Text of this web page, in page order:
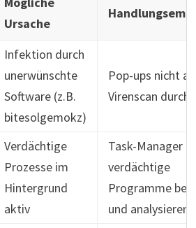
Ursache
Infektion durch
unerwünschte
Software (z.B.
bitesolgemokz)
Pop-ups nicht
Virenscan
Verdächtige
Prozesse im
Hintergrund
aktiv
Task-Manager
verdächtige
Programme
und analysieren